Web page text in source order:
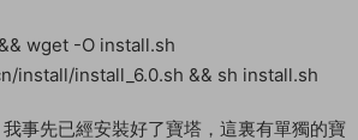
《六福西遊尊享挂機版》 Linux 搭建教程